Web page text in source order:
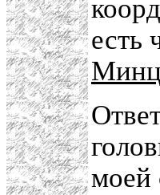
есть
моей